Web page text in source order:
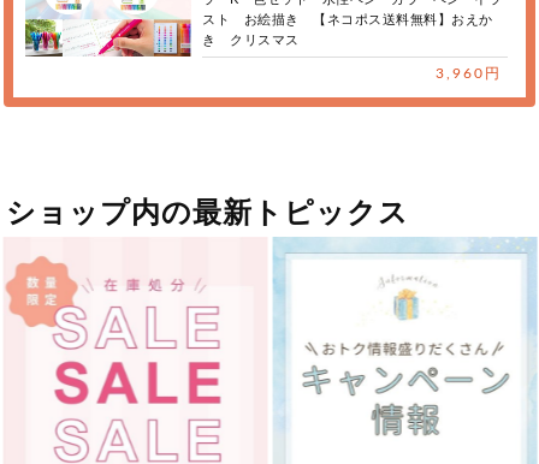
スト お絵描き 【ネコポス送料無料】おえか
き クリスマス
3,960円
ショップ内の最新トピックス